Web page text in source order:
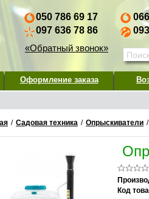
050 786 69 17
097 636 78 86
«Обратный звонок»
Оформление заказа
/ Садовая техника / Опрыскиватели /
Код